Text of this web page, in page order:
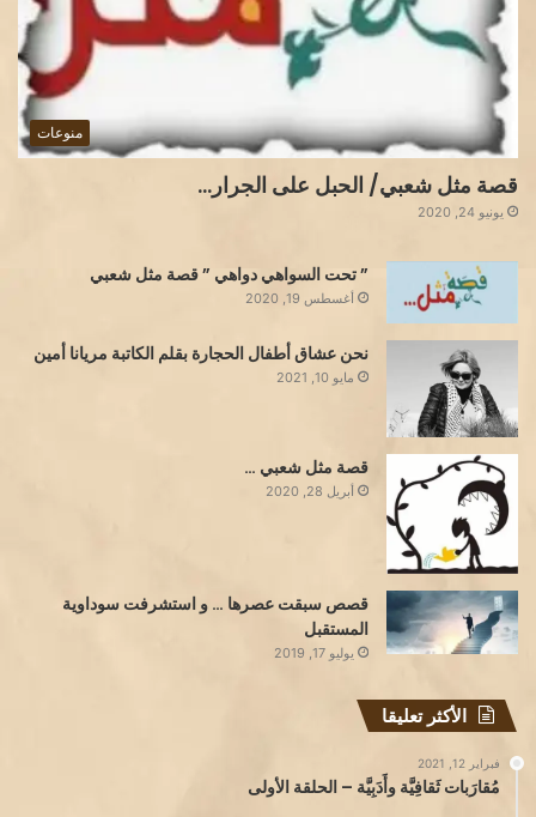
منوعات
قصة مثل شعبي/ الحبل على الجرار…
يونيو 24, 2020
” تحت السواهي دواهي ” قصة مثل شعبي
أغسطس 19, 2020
نحن عشاق أطفال الحجارة بقلم الكاتبة مريانا أمين
مايو 10, 2021
قصة مثل شعبي …
أبريل 28, 2020
قصص سبقت عصرها … و استشرفت سوداوية
المستقبل
يوليو 17, 2019
الأكثر تعليقا
فبراير 12, 2021
مُقارَبات ثَقافِيَّة وأَدَبِيَّة – الحلقة الأولى